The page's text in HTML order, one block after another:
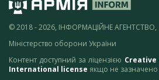
© 2018 - 2026, ІНФОРМАЦІЙНЕ АГЕНТСТВО,
Міністерство оборони України
Контент доступний за ліцензією
International license якщо не зазначено